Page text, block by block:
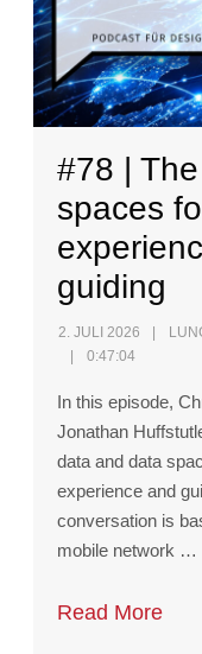
#78 |
spaces
guiding
2. JULI 2026
0:47:04
In this episode,
Jonathan
data and data
experience and
conversation is
mobile network …
Read More